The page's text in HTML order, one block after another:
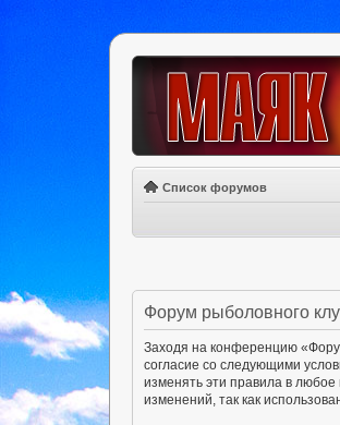
Список форумов
Форум рыболовного
Заходя на конференцию
согласие со следующими
изменять эти правила в
изменений, так как